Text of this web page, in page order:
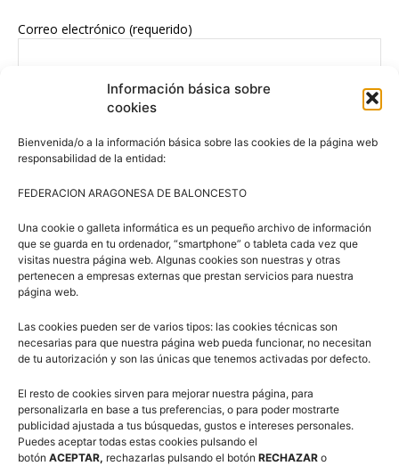
Información básica sobre
cookies
Bienvenida/o a la información básica sobre las cookies de la página web
responsabilidad de la entidad:
FEDERACION ARAGONESA DE BALONCESTO
Una cookie o galleta informática es un pequeño archivo de información
que se guarda en tu ordenador, “smartphone” o tableta cada vez que
visitas nuestra página web. Algunas cookies son nuestras y otras
pertenecen a empresas externas que prestan servicios para nuestra
página web.
Las cookies pueden ser de varios tipos: las cookies técnicas son
necesarias para que nuestra página web pueda funcionar, no necesitan
de tu autorización y son las únicas que tenemos activadas por defecto.
El resto de cookies sirven para mejorar nuestra página, para
personalizarla en base a tus preferencias, o para poder mostrarte
publicidad ajustada a tus búsquedas, gustos e intereses personales.
Puedes aceptar todas estas cookies pulsando el
botón ACEPTAR, rechazarlas pulsando el botón RECHAZAR o
Correo electrónico (requerido)
Consiento el uso de mis datos personales para recibir
publicidad de su entidad.
Twitter
Tweets por @FabasketAragon
Facebook